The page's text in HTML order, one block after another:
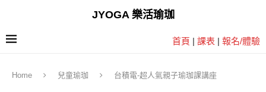
JYOGA 樂活瑜珈
首頁 | 課表 | 報名/體驗
Home 兒童瑜珈 台積電-超人氣親子瑜珈課講座